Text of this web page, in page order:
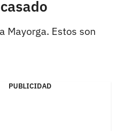
Mayorga. Estos son
PUBLICIDAD